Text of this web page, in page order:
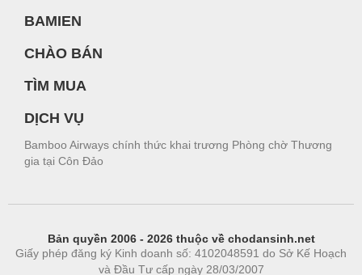
BAMIEN
CHÀO BÁN
TÌM MUA
DỊCH VỤ
Bamboo Airways chính thức khai trương Phòng chờ Thương
gia tại Côn Đảo
Bản quyền 2006 - 2026 thuộc về chodansinh.net
Giấy phép đăng ký Kinh doanh số: 4102048591 do Sở Kế Hoạch
và Đầu Tư cấp ngày 28/03/2007